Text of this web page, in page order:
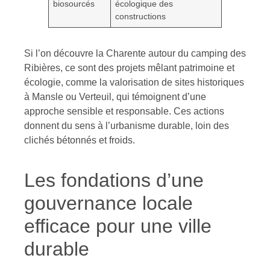
biosourcés
écologique des
constructions
Si l’on découvre la Charente autour du camping des
Ribières, ce sont des projets mêlant patrimoine et
écologie, comme la valorisation de sites historiques
à Mansle ou Verteuil, qui témoignent d’une
approche sensible et responsable. Ces actions
donnent du sens à l’urbanisme durable, loin des
clichés bétonnés et froids.
Les fondations d’une
gouvernance locale
efficace pour une ville
durable